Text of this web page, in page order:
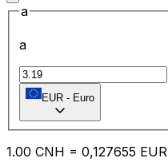
a
a
EUR - Euro
1.00 CNH = 0,127655 EUR